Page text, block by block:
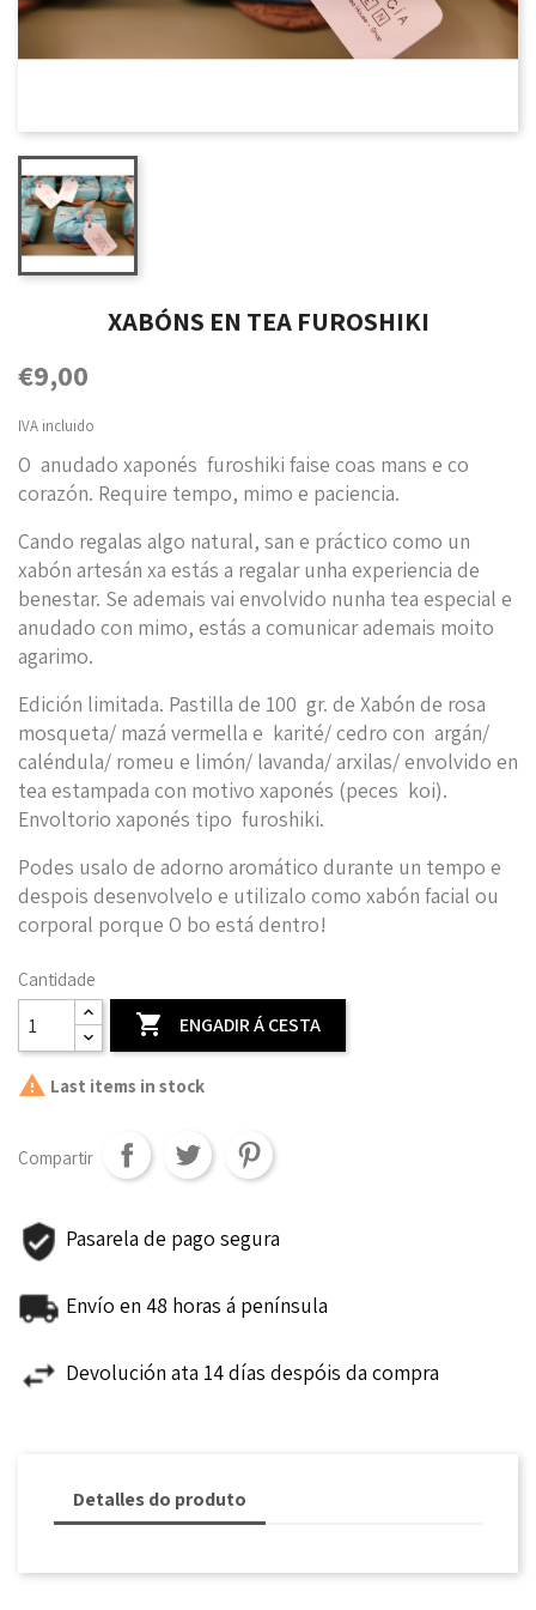
XABÓNS EN TEA FUROSHIKI
€9,00
IVA incluido
O anudado xaponés furoshiki faise coas mans e co
corazón. Require tempo, mimo e paciencia.
Cando regalas algo natural, san e práctico como un
xabón artesán xa estás a regalar unha experiencia de
benestar. Se ademais vai envolvido nunha tea especial e
anudado con mimo, estás a comunicar ademais moito
agarimo.
Edición limitada. Pastilla de 100 gr. de Xabón de rosa
mosqueta/ mazá vermella e karité/ cedro con argán/
caléndula/ romeu e limón/ lavanda/ arxilas/ envolvido en
tea estampada con motivo xaponés (peces koi).
Envoltorio xaponés tipo furoshiki.
Podes usalo de adorno aromático durante un tempo e
despois desenvolvelo e utilizalo como xabón facial ou
corporal porque O bo está dentro!
Cantidade
 ENGADIR Á CESTA
 Last items in stock
Compartir
Pasarela de pago segura
Envío en 48 horas á península
Devolución ata 14 días despóis da compra
Detalles do produto